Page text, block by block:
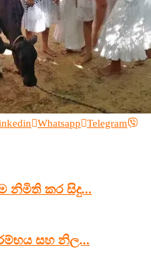
Whatsapp
Telegram
නිමිති කර සිදු...
සහ නිල...